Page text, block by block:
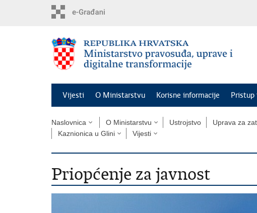
Vijesti O Ministarstvu Korisne informacije Pristup
Naslovnica O Ministarstvu Ustrojstvo Uprava za
Kaznionica u Glini
Vijesti
Priopćenje za javnost